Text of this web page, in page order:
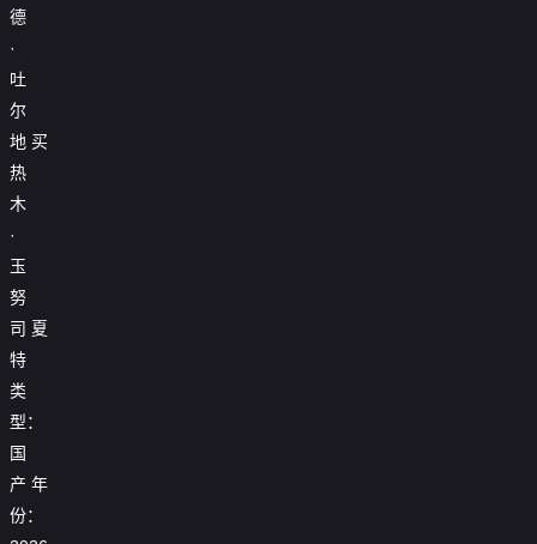
德
·
吐
尔
地 买
热
木
·
玉
努
司 夏
特
类
型：
国
产 年
份：